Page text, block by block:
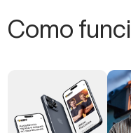
Como